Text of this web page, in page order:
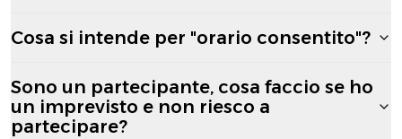
Cosa si intende per "orario consentito"?
Sono un partecipante, cosa faccio se ho
un imprevisto e non riesco a
partecipare?